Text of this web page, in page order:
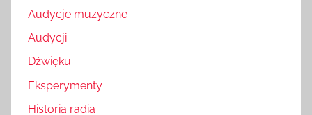
Audycje muzyczne
Audycji
Dźwięku
Eksperymenty
Historia radia